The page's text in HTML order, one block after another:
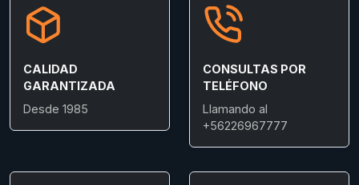
CALIDAD
GARANTIZADA
Desde 1985
CONSULTAS POR
TELÉFONO
Llamando al
+56226967777